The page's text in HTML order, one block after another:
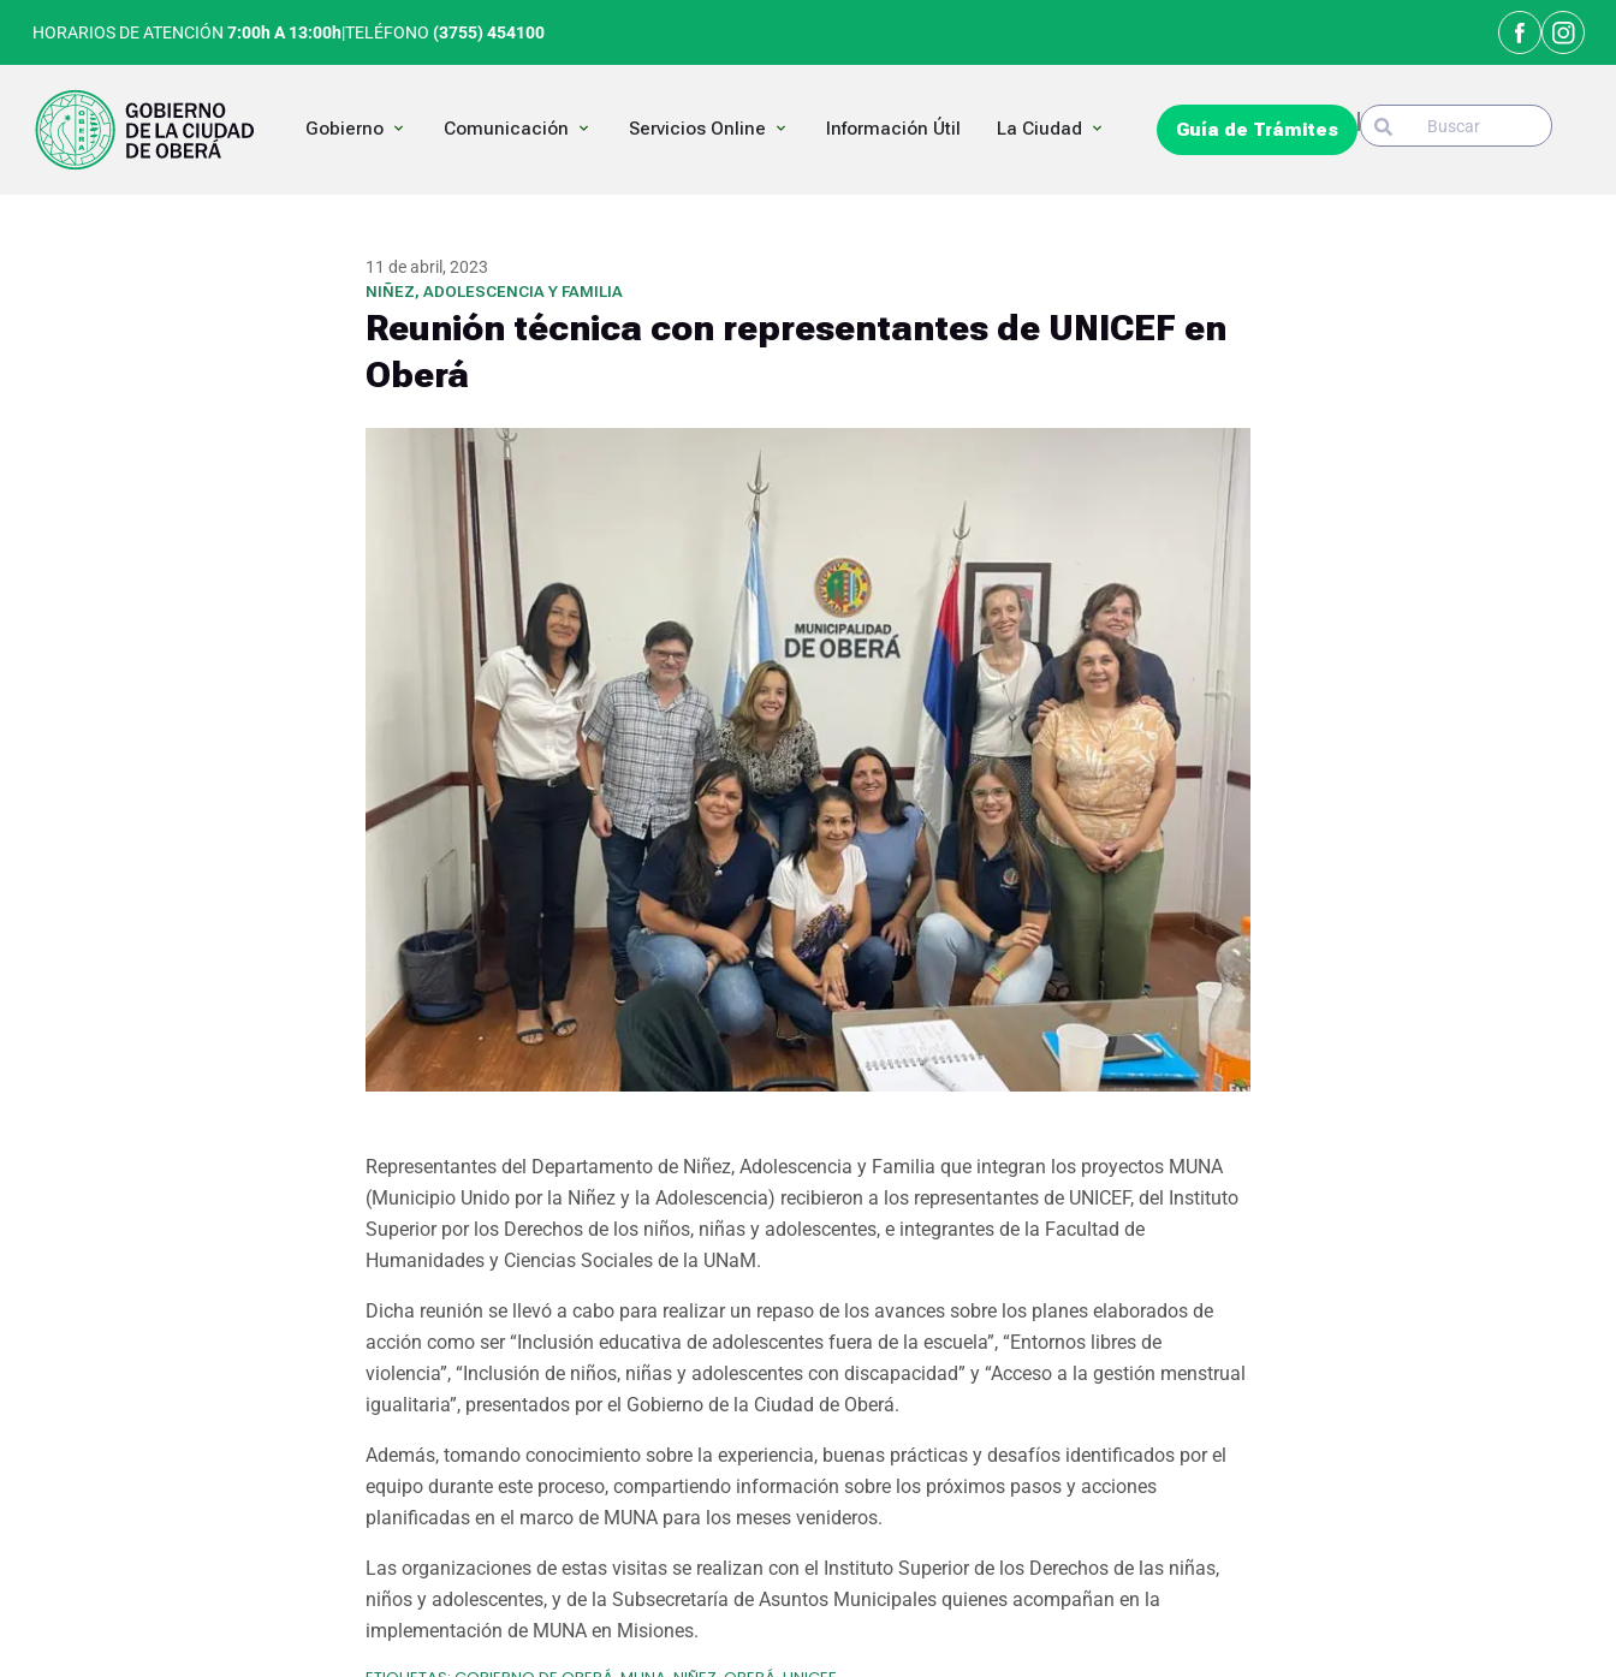
HORARIOS DE ATENCIÓN 7:00h A 13:00h|TELÉFONO (3755) 454100
Gobierno Open Gobierno
Comunicación Open Comunicación
Servicios Online Open Servicios Online
Información Útil La Ciudad Open La CiudadGuía de Trámites Search
Search
11 de abril, 2023
NIÑEZ, ADOLESCENCIA Y FAMILIA
Reunión técnica con representantes de UNICEF en
Oberá
Representantes del Departamento de Niñez, Adolescencia y Familia que integran los proyectos MUNA
(Municipio Unido por la Niñez y la Adolescencia) recibieron a los representantes de UNICEF, del Instituto
Superior por los Derechos de los niños, niñas y adolescentes, e integrantes de la Facultad de
Humanidades y Ciencias Sociales de la UNaM.
Dicha reunión se llevó a cabo para realizar un repaso de los avances sobre los planes elaborados de
acción como ser “Inclusión educativa de adolescentes fuera de la escuela”, “Entornos libres de
violencia”, “Inclusión de niños, niñas y adolescentes con discapacidad” y “Acceso a la gestión menstrual
igualitaria”, presentados por el Gobierno de la Ciudad de Oberá.
Además, tomando conocimiento sobre la experiencia, buenas prácticas y desafíos identificados por el
equipo durante este proceso, compartiendo información sobre los próximos pasos y acciones
planificadas en el marco de MUNA para los meses venideros.
Las organizaciones de estas visitas se realizan con el Instituto Superior de los Derechos de las niñas,
niños y adolescentes, y de la Subsecretaría de Asuntos Municipales quienes acompañan en la
implementación de MUNA en Misiones.